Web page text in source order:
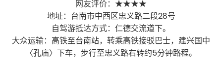
网友评价：★★★★
地址：台南市中西区忠义路二段28号
自驾游抵达方式：仁德交流道下。
大众运输：高铁至台南站，转乘高铁接驳巴士，建兴国中
〈孔庙〉下车，步行至忠义路右转约5分钟路程。